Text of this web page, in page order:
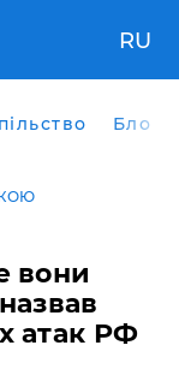
RU
Блоги
вони
атак РФ